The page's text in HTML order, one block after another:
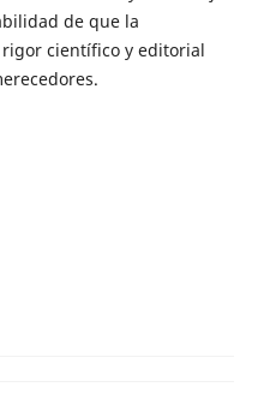
de que la
científico y editorial